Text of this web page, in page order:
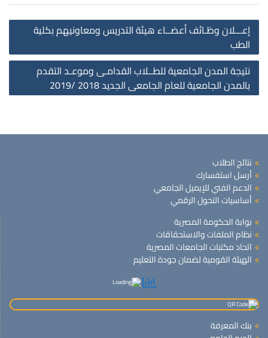
إعـــلان وظـائف أعضــاء هيئة التدريس ومعاونيهم بكلية
الطب
نتيجة المدن الجامعية للطــلاب القدامـى وموعـد التقدم
بالمدن الجامعية للعام الجامعى الجديد 2018 /2019
نتائج الطلاب
أرسل استفسارك
الدعم الفني للإيميل الجامعي
أساسيات التحول الرقمي
بوابة الحكومة المصرية
نظام الملفات والاستحقاقات
اتحاد مكتبات الجامعات المصرية
الهيئة القومية لضمان جودة التعليم
بنك المعرفة